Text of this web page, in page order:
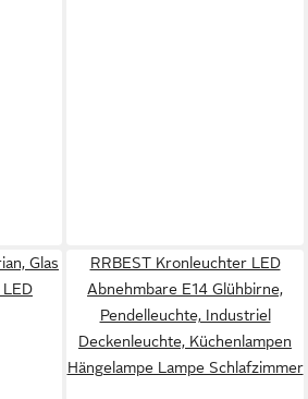
Glas
RRBEST Kronleuchter LED
Abnehmbare E14 Glühbirne,
Pendelleuchte, Industriel
Deckenleuchte, Küchenlampen
Hängelampe Lampe Schlafzimmer